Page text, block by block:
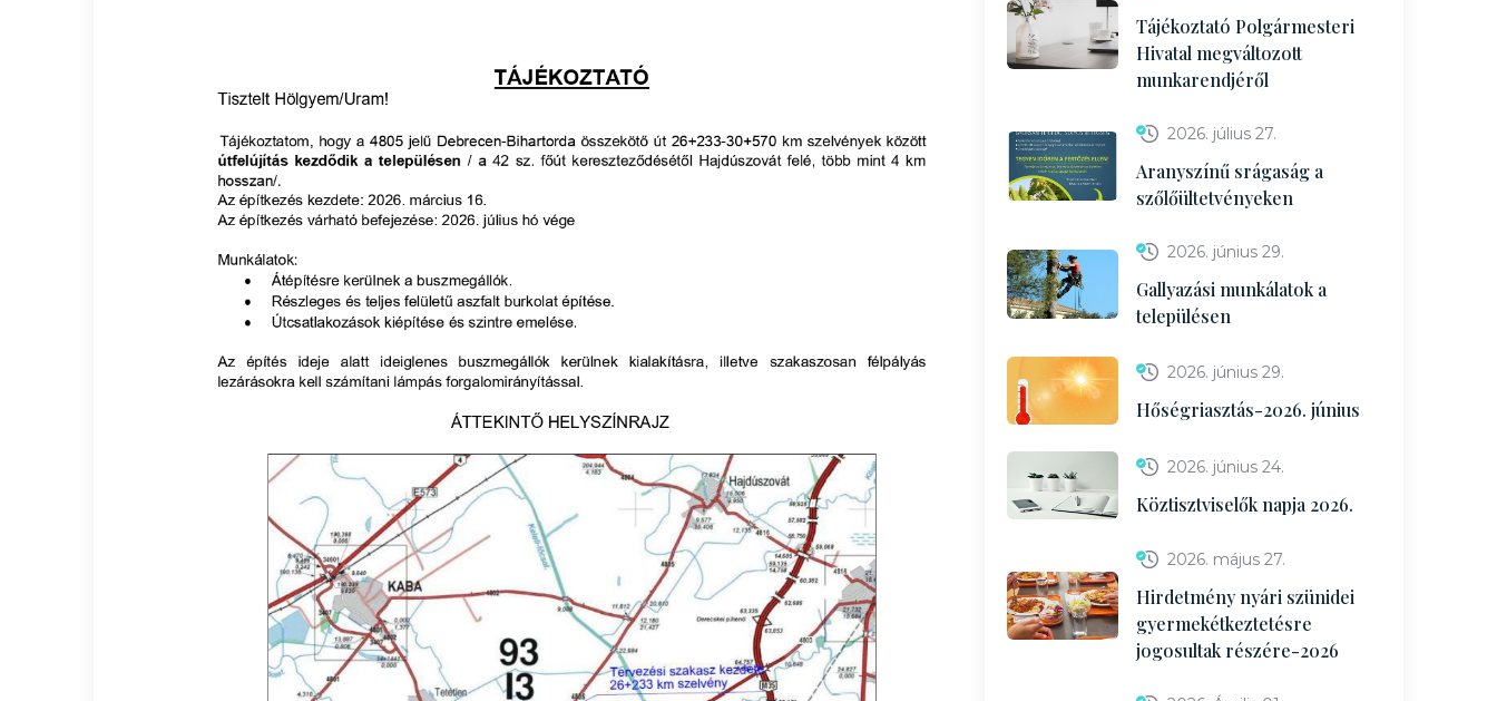
Tájékoztató Polgármesteri
Hivatal megváltozott
munkarendjéről
2026. július 27.
Aranyszínű srágaság a
szőlőültetvényeken
2026. június 29.
Gallyazási munkálatok a
településen
2026. június 29.
Hőségriasztás-2026. június
2026. június 24.
Köztisztviselők napja 2026.
2026. május 27.
Hirdetmény nyári szünidei
gyermekétkeztetésre
jogosultak részére-2026